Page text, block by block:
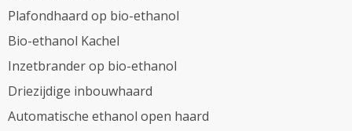
Plafondhaard op bio-ethanol
Bio-ethanol Kachel
Inzetbrander op bio-ethanol
Driezijdige inbouwhaard
Automatische ethanol open haard